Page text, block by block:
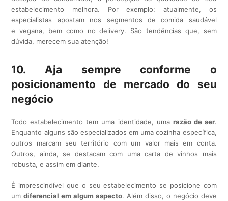
estabelecimento melhora. Por exemplo: atualmente, os
especialistas apostam nos segmentos de comida saudável
e vegana, bem como no delivery. São tendências que, sem
dúvida, merecem sua atenção!
10. Aja sempre conforme o
posicionamento de mercado do seu
negócio
Todo estabelecimento tem uma identidade, uma razão de ser.
Enquanto alguns são especializados em uma cozinha específica,
outros marcam seu território com um valor mais em conta.
Outros, ainda, se destacam com uma carta de vinhos mais
robusta, e assim em diante.
É imprescindível que o seu estabelecimento se posicione com
umdiferencial em algum aspecto. Além disso, o negócio deve